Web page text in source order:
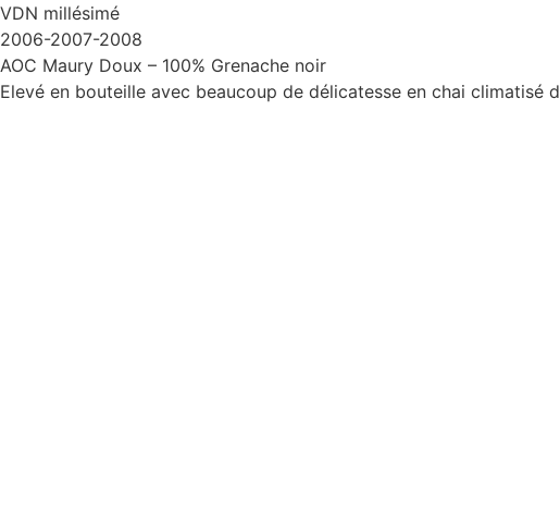
VDN millésimé
2006-2007-2008
AOC Maury Doux – 100% Grenache noir
Elevé en bouteille avec beaucoup de délicatesse en chai